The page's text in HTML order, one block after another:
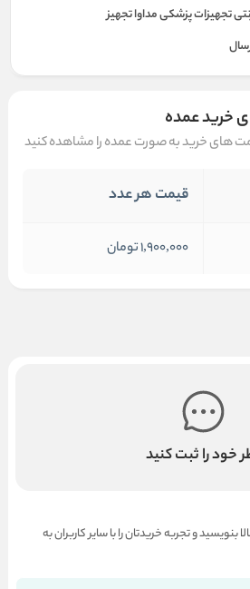
تجهیزات پزشکی مداوا تجهیز
خرید عمده
های خرید به صورت عمده را مشاهده کنید
قیمت هر عدد
1,900,000 تومان
خود را ثبت کنید
بنویسید و تجربه خریدتان را با سایر کاربران به